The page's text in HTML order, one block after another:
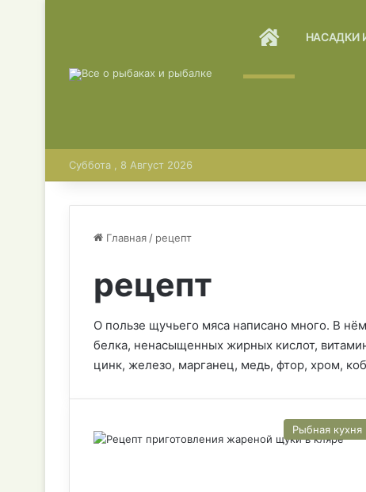
ГЛАВНАЯНАСАДКИ
Суббота , 8 Август 2026
Главная / рецепт
рецепт
О пользе щучьего мяса написано много. В
белка, ненасыщенных жирных кислот,
цинк, железо, марганец, медь, фтор, хром,
Рыбная кухня